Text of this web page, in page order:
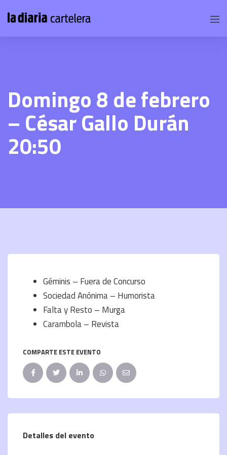
Domingo 8 de febrero
– César Gallo Durán
20:50
Géminis – Fuera de Concurso
Sociedad Anónima – Humorista
Falta y Resto – Murga
Carambola – Revista
COMPARTE ESTE EVENTO
Detalles del evento